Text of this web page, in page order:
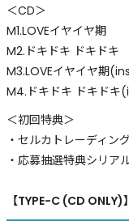
＜CD＞
M1.LOVEイヤイヤ期
M2.ドキドキ ドキドキ
M3.LOVEイヤイヤ期
M4.ドキドキ ドキド
＜初回特典＞
・セルカトレーディン
・応募抽選特典シリア
【TYPE-C (CD ONLY)】